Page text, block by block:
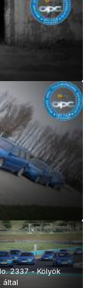
2337 - Kölyök
által